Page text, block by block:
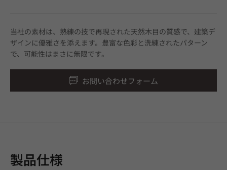
当社の素材は、熟練の技で再現された天然木目の質感で、建築デ
ザインに優雅さを添えます。豊富な色彩と洗練されたパターン
で、可能性はまさに無限です。
お問い合わせフォーム
製品仕様